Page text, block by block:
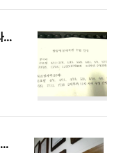
명덕여자중학교 방송영상제작반(16주 과정) - 오리엔테이션(2015.03.11)
축 서울학생배움터 진로체험분야 현판 수여 - 맛있는놀이터